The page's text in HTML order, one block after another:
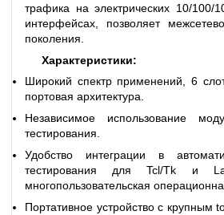
трафика на электрических 10/100/
интерфейсах, позволяет
поколения.
Характеристики:
Широкий спектр применений, 6
портовая архитектура.
Независимое использование
тестирования.
Удобство интеграции в
тестирования для Tcl/Tk и
многопользовательская
Портативное устройство с крупным